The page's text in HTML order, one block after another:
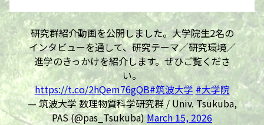
研究群紹介動画を公開しました。大学院生2名の
インタビューを通して、研究テーマ／研究環境／
進学のきっかけを紹介します。ぜひご覧くださ
い。
https://t.co/2hQem76gQB#筑波大学 #大学院
— 筑波大学 数理物質科学研究群 / Univ. Tsukuba,
PAS (@pas_Tsukuba)March 15, 2026